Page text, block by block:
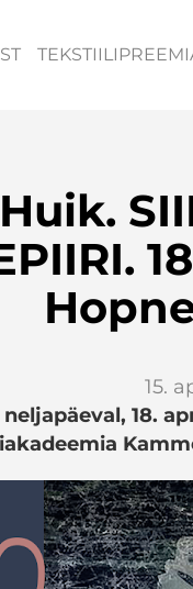
15.
18.